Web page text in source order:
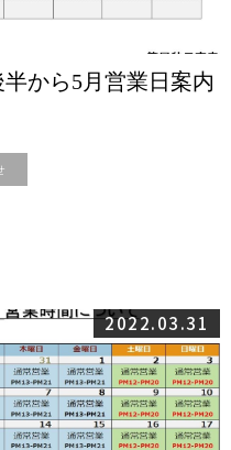
から5月営業日案内
2022.03.31